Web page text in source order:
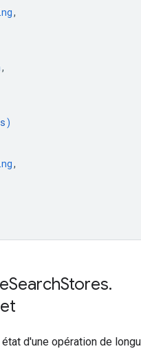
,
,
)
,
SearchStores.
d'une opération de